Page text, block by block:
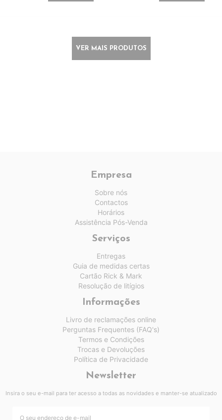
VER MAIS PRODUTOS
Empresa
Sobre nós
Contactos
Horários
Assistência Pós-Venda
Serviços
Entregas
Guia de medidas certas
Cartão Rick & Mark
Resolução de litígios
Informações
Livro de reclamações online
Perguntas Frequentes (FAQ's)
Termos e Condições
Trocas e Devoluções
Política de Privacidade
Newsletter
Insira o seu e-mail para ter acesso a todas as novidades e manter-se atualizado